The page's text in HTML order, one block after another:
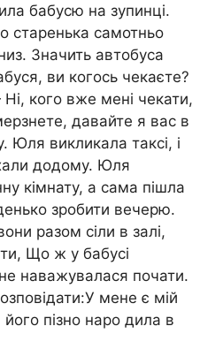
бабусю на зупинці.
старенька самотньо
Значить автобуса
ви когось чекаєте?
кого вже мені чекати,
давайте я вас в
Юля викликала таксі, і
додому. Юля
кімнату, а сама пішла
зробити вечерю.
разом сіли в залі,
Що ж у бабусі
наважувалася почати.
мене є мій
пізно наро дила в